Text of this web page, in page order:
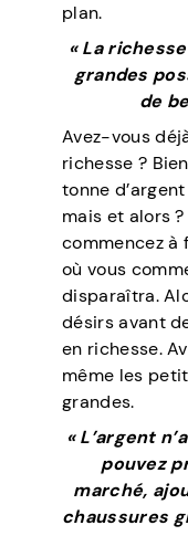
plan.
« La
grandes
de
Avez-vous
richesse ?
tonne
mais et alors
commencez à
où vous
disparaîtra.
désirs avant
en richesse.
même les
grandes.
« L’argent
pouvez
marché,
chaussures